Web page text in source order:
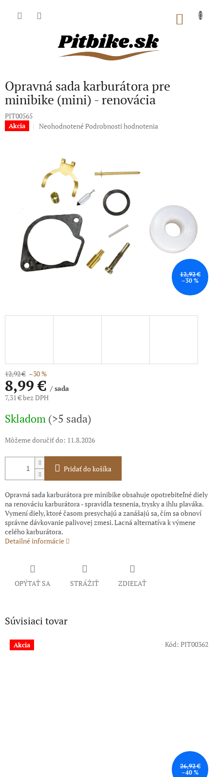
Opravná sada karburátora pre
minibike (mini) - renovácia
PIT00565
Akcia
Priemerné
hviezdičiek.
NeohodnotenéPodrobnosti hodnotenia
12,92 €
–30 %
12,92 € –30 %
8,99 €/ sada
7,31 € bez DPH
cena:
Skladom (>5 sada)
Môžeme doručiť do: 11.8.2026
Pridať do košíka
Opravná sada karburátora pre minibike obsahuje opotrebiteľné diely
na renováciu karburátora - spravidla tesnenia, trysky a ihlu plaváka.
Vymení diely, ktoré časom presychajú a zanášajú sa, čím sa obnoví
správne dávkovanie palivovej zmesi. Lacná alternatíva k výmene
celého karburátora.
Detailné informácie
OPÝTAŤ SA STRÁŽIŤ ZDIEĽAŤ
Súvisiaci tovar
Akcia
26,92 €
–40 %
Kód: PIT00362